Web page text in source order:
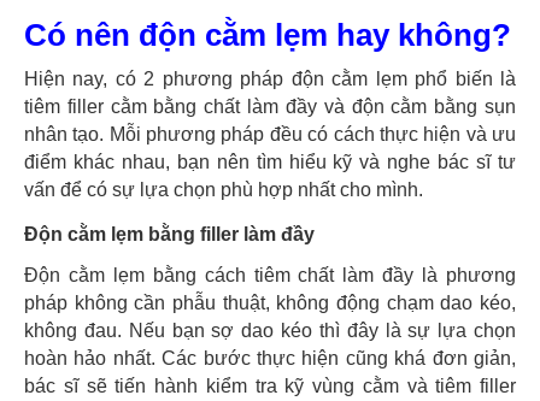
Có nên độn cằm lẹm hay không?
Hiện nay, có 2 phương pháp độn cằm lẹm phổ biến là
tiêm filler cằm bằng chất làm đầy và độn cằm bằng sụn
nhân tạo. Mỗi phương pháp đều có cách thực hiện và ưu
điểm khác nhau, bạn nên tìm hiểu kỹ và nghe bác sĩ tư
vấn để có sự lựa chọn phù hợp nhất cho mình.
Độn cằm lẹm bằng filler làm đầy
Độn cằm lẹm bằng cách tiêm chất làm đầy là phương
pháp không cần phẫu thuật, không động chạm dao kéo,
không đau. Nếu bạn sợ dao kéo thì đây là sự lựa chọn
hoàn hảo nhất. Các bước thực hiện cũng khá đơn giản,
bác sĩ sẽ tiến hành kiểm tra kỹ vùng cằm và tiêm filler